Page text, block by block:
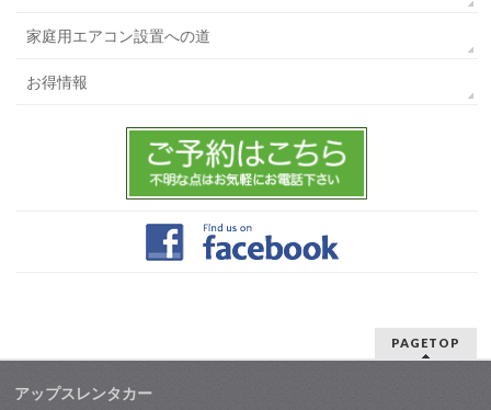
家庭用エアコン設置への道
お得情報
PAGETOP
アップスレンタカー